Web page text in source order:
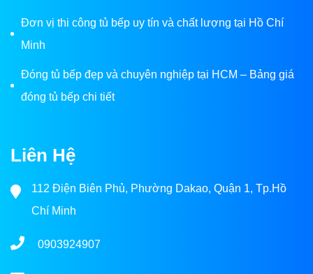
Đơn vị thi công tủ bếp uy tín và chất lượng tại Hồ Chí
Minh
Đóng tủ bếp đẹp và chuyên nghiệp tại HCM – Bảng giá
đóng tủ bếp chi tiết
Liên Hệ
112 Điện Biên Phủ, Phường Dakao, Quận 1, Tp.Hồ
Chí Minh
0903924907